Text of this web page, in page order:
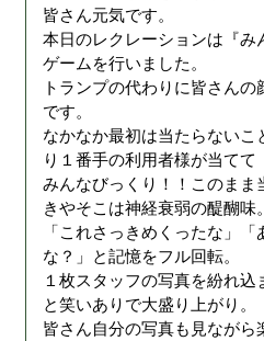
皆さん元気です。
本日のレクレーションは『み
ゲームを行いました。
トランプの代わりに皆さん
です。
なかなか最初は当たらないこ
り１番手の利用者様が当てて
みんなびっくり！！このまま
きやそこは神経衰弱の醍醐味。
「これさっきめくったな」
な？」と記憶をフル回転。
１枚スタッフの写真を紛れ
と笑いありで大盛り上がり。
皆さん自分の写真も見ながら